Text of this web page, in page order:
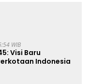
WIB
Visi Baru
Indonesia